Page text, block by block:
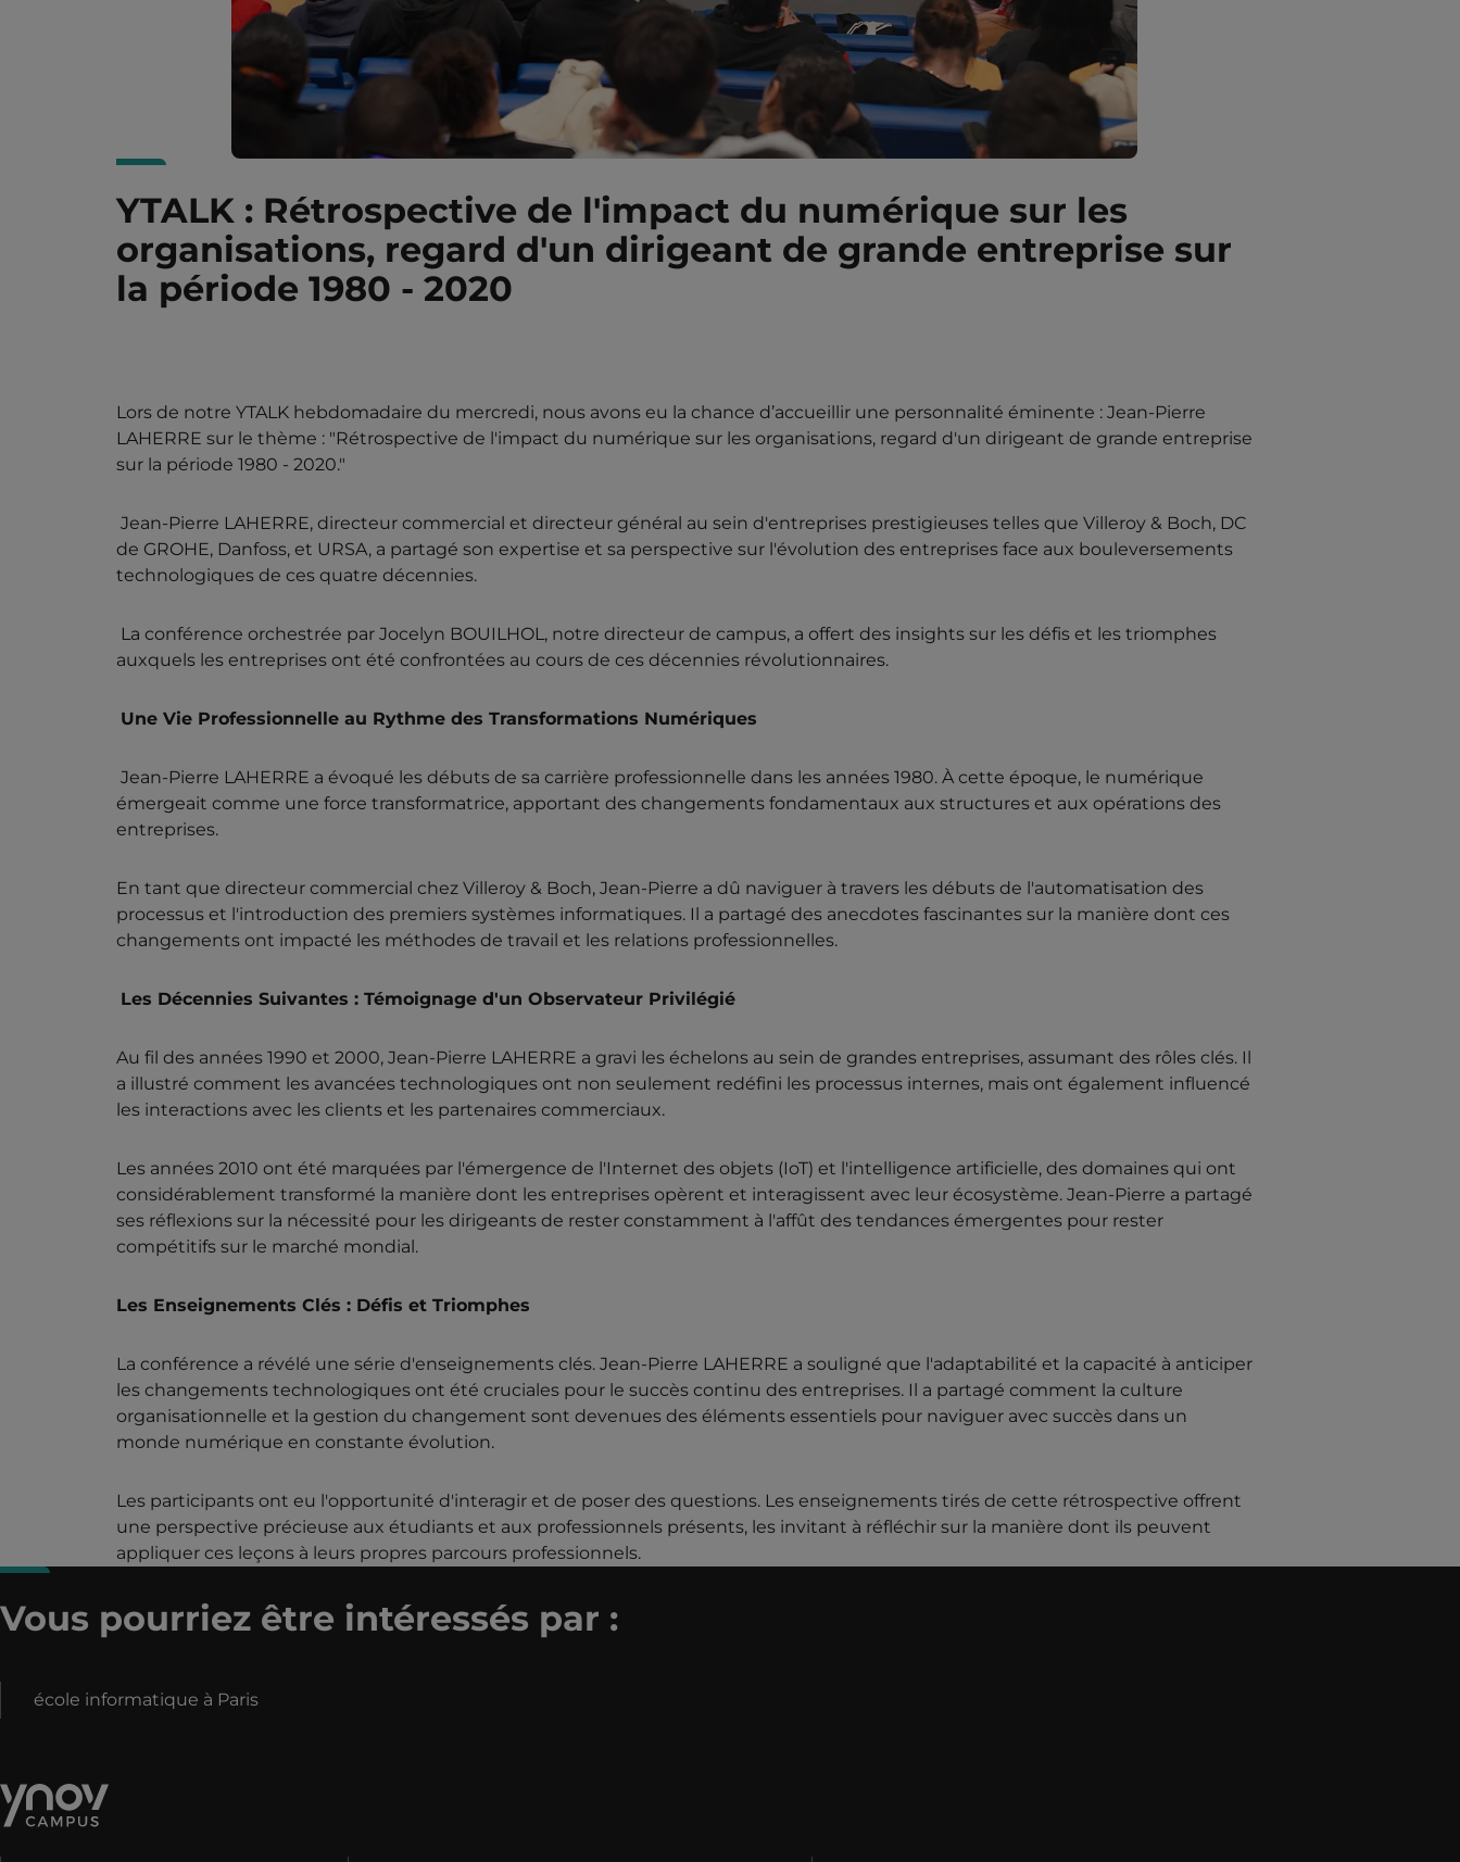
YTALK : Rétrospective de l'impact du numérique sur les
organisations, regard d'un dirigeant de grande entreprise sur
la période 1980 - 2020
Lors de notre YTALK hebdomadaire du mercredi, nous avons eu la chance d’accueillir une personnalité éminente : Jean-Pierre
LAHERRE sur le thème : "Rétrospective de l'impact du numérique sur les organisations, regard d'un dirigeant de grande entreprise
sur la période 1980 - 2020."
Jean-Pierre LAHERRE, directeur commercial et directeur général au sein d'entreprises prestigieuses telles que Villeroy & Boch, DC
de GROHE, Danfoss, et URSA, a partagé son expertise et sa perspective sur l'évolution des entreprises face aux bouleversements
technologiques de ces quatre décennies.
La conférence orchestrée par Jocelyn BOUILHOL, notre directeur de campus, a offert des insights sur les défis et les triomphes
auxquels les entreprises ont été confrontées au cours de ces décennies révolutionnaires.
Une Vie Professionnelle au Rythme des Transformations Numériques
Jean-Pierre LAHERRE a évoqué les débuts de sa carrière professionnelle dans les années 1980. À cette époque, le numérique
émergeait comme une force transformatrice, apportant des changements fondamentaux aux structures et aux opérations des
entreprises.
En tant que directeur commercial chez Villeroy & Boch, Jean-Pierre a dû naviguer à travers les débuts de l'automatisation des
processus et l'introduction des premiers systèmes informatiques. Il a partagé des anecdotes fascinantes sur la manière dont ces
changements ont impacté les méthodes de travail et les relations professionnelles.
Les Décennies Suivantes : Témoignage d'un Observateur Privilégié
Au fil des années 1990 et 2000, Jean-Pierre LAHERRE a gravi les échelons au sein de grandes entreprises, assumant des rôles clés. Il
a illustré comment les avancées technologiques ont non seulement redéfini les processus internes, mais ont également influencé
les interactions avec les clients et les partenaires commerciaux.
Les années 2010 ont été marquées par l'émergence de l'Internet des objets (IoT) et l'intelligence artificielle, des domaines qui ont
considérablement transformé la manière dont les entreprises opèrent et interagissent avec leur écosystème. Jean-Pierre a partagé
ses réflexions sur la nécessité pour les dirigeants de rester constamment à l'affût des tendances émergentes pour rester
compétitifs sur le marché mondial.
Les Enseignements Clés : Défis et Triomphes
La conférence a révélé une série d'enseignements clés. Jean-Pierre LAHERRE a souligné que l'adaptabilité et la capacité à anticiper
les changements technologiques ont été cruciales pour le succès continu des entreprises. Il a partagé comment la culture
organisationnelle et la gestion du changement sont devenues des éléments essentiels pour naviguer avec succès dans un
monde numérique en constante évolution.
Les participants ont eu l'opportunité d'interagir et de poser des questions. Les enseignements tirés de cette rétrospective offrent
une perspective précieuse aux étudiants et aux professionnels présents, les invitant à réfléchir sur la manière dont ils peuvent
appliquer ces leçons à leurs propres parcours professionnels.
Vous pourriez être intéressés par :
école informatique à Paris